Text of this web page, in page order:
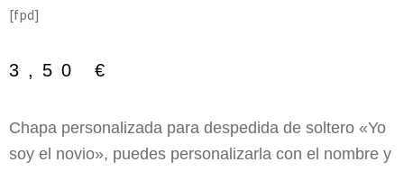
[fpd]
3,50 €
Chapa personalizada para despedida de soltero «Yo
soy el novio», puedes personalizarla con el nombre y